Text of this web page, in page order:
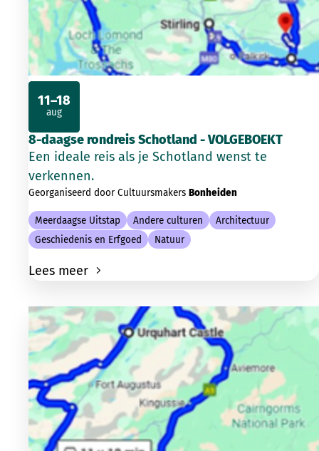
8-daagse rondreis Schotland - VOLGEBOEKT
Een ideale reis als je Schotland wenst te
verkennen.
Georganiseerd door Cultuursmakers Bonheiden
Meerdaagse Uitstap Andere culturen
Architectuur
Geschiedenis en Erfgoed
Natuur
Lees meer
11–18
aug
2026